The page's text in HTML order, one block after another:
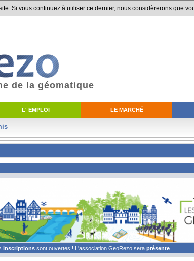
Si vous continuez à utiliser ce dernier, nous considèrerons que
L' EMPLOI LE MARCHÉ
de la géomatique
inscriptions sont ouvertes ! L'association GeoRezo sera présente